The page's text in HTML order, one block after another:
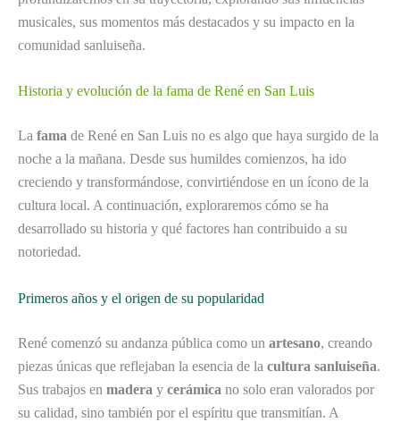
musicales, sus momentos más destacados y su impacto en la
comunidad sanluiseña.
Historia y evolución de la fama de René en San Luis
La fama de René en San Luis no es algo que haya surgido de la
noche a la mañana. Desde sus humildes comienzos, ha ido
creciendo y transformándose, convirtiéndose en un ícono de la
cultura local. A continuación, exploraremos cómo se ha
desarrollado su historia y qué factores han contribuido a su
notoriedad.
Primeros años y el origen de su popularidad
René comenzó su andanza pública como un artesano, creando
piezas únicas que reflejaban la esencia de la cultura sanluiseña.
Sus trabajos en madera y cerámica no solo eran valorados por
su calidad, sino también por el espíritu que transmitían. A